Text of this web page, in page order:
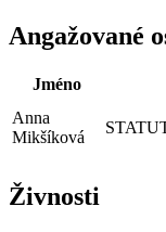
Angažované
Jméno
Anna
Mikšíková
Živnosti